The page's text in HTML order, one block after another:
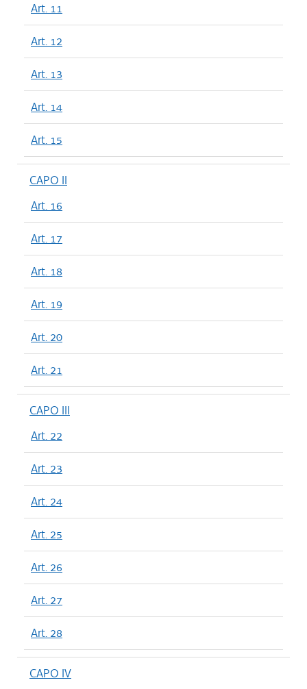
Art. 11
Art. 12
Art. 13
Art. 14
Art. 15
CAPO II
Art. 16
Art. 17
Art. 18
Art. 19
Art. 20
Art. 21
CAPO III
Art. 22
Art. 23
Art. 24
Art. 25
Art. 26
Art. 27
Art. 28
CAPO IV